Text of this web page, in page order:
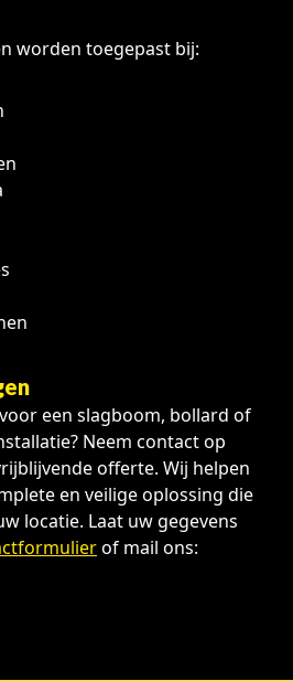
worden toegepast bij:
een slagboom, bollard of
Neem contact op
offerte. Wij helpen
en veilige oplossing die
locatie. Laat uw gegevens
of mail ons: